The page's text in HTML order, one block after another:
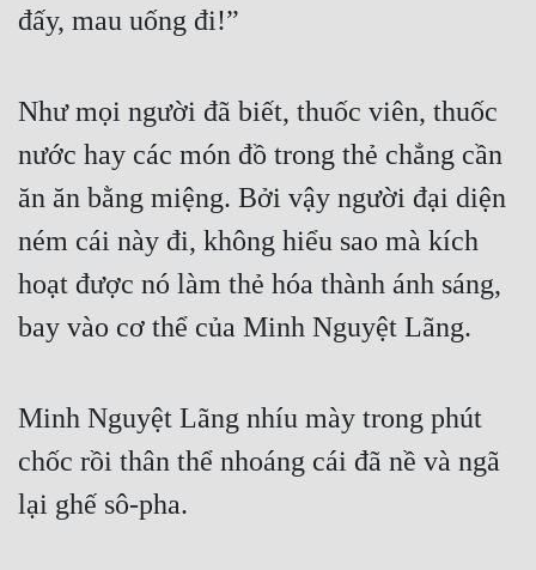
đấy, mau uống đi!”
Như mọi người đã biết, thuốc viên, thuốc
nước hay các món đồ trong thẻ chẳng cần
ăn ăn bằng miệng. Bởi vậy người đại diện
ném cái này đi, không hiểu sao mà kích
hoạt được nó làm thẻ hóa thành ánh sáng,
bay vào cơ thể của Minh Nguyệt Lãng.
Minh Nguyệt Lãng nhíu mày trong phút
chốc rồi thân thể nhoáng cái đã nề và ngã
lại ghế sô-pha.